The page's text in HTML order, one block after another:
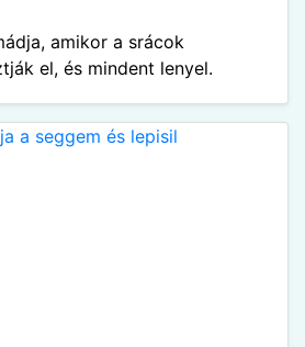
amikor a srácok
el, és mindent lenyel.